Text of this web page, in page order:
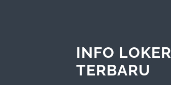
INFO LOKER
TERBARU